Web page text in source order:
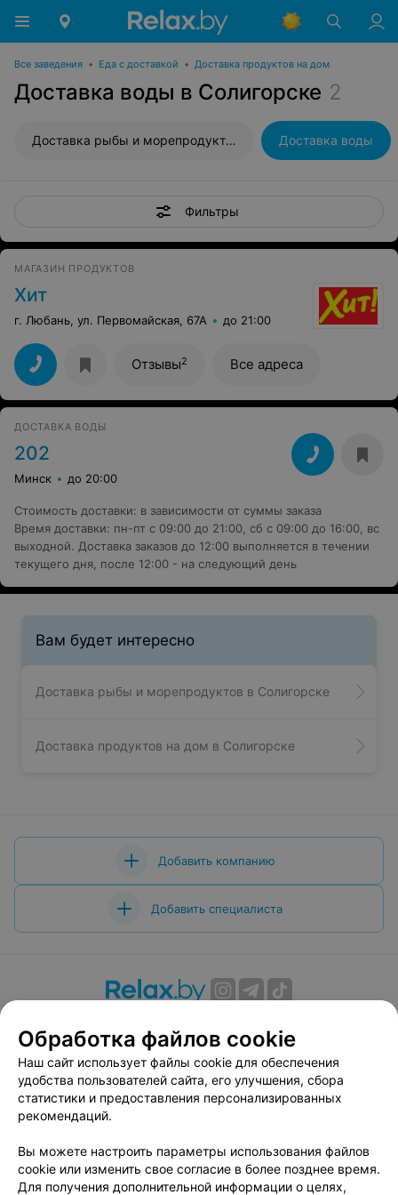
Все заведения • Еда с доставкой • Доставка продуктов на дом
Доставка воды в Солигорске 2
Доставка рыбы и морепродуктов Доставка воды
Фильтры
МАГАЗИН ПРОДУКТОВ
Хит
г. Любань, ул. Первомайская, 67А до 21:00
Отзывы2 Все адреса
ДОСТАВКА ВОДЫ
202
Минск до 20:00
Стоимость доставки: в зависимости от суммы заказа
Время доставки: пн-пт с 09:00 до 21:00, сб с 09:00 до 16:00, вс
выходной. Доставка заказов до 12:00 выполняется в течении
текущего дня, после 12:00 - на следующий день
Вам будет интересно
Доставка рыбы и морепродуктов в Солигорске
Доставка продуктов на дом в Солигорске
Добавить компанию
Добавить специалиста
Вакансии
Публичный договор
Способы оплаты
Публичный договор по использованию сервиса
«Афиша»
Пользовательское соглашение
Связаться по вопросам сотрудничества
Написать руководителю relax.by
Обработка файлов cookie
Наш сайт использует файлы cookie для обеспечения
удобства пользователей сайта, его улучшения, сбора
статистики и предоставления персонализированных
рекомендаций.
Вы можете настроить параметры использования файлов
cookie или изменить свое согласие в более позднее время.
Для получения дополнительной информации о целях,